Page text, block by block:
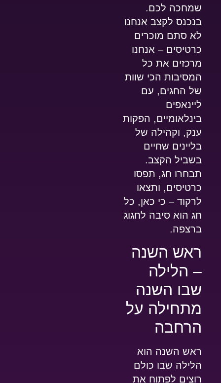
שמחכה לכם.
בנכנס לקצבאנחנו
לא סתם מוכרים
כרטיסים – אנחנו
מרכזים את כל
המסיבות הכי שוות
של החגים, עם
ליינאפים
בינלאומיים, הפקות
ענק, וקהילה של
בליינים שחיים
בשביל הקצב.
תבחרו חג, תפסו
כרטיסים, ותצאו
לרקוד – כי כאן, כל
חג הוא סיבה לחגוג
ברצפה.
ראש השנה
– הלילה
שבו השנה
מתחילה על
הרחבה
ראש השנה הוא
הלילה שבו כולם
רוצים לפתוח את